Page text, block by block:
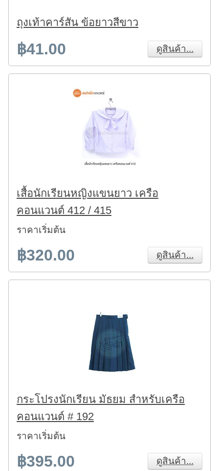
ถุงเท้าคาร์สัน ข้อยาวสีขาว
฿41.00 ดูสินค้า...
เสื้อนักเรียนหญิงแขนยาว เครือ
คอนแวนต์ 412 / 415
ราคาเริ่มต้น
฿320.00 ดูสินค้า...
กระโปรงนักเรียน มัธยม สำหรับเครือ
คอนแวนต์ # 192
ราคาเริ่มต้น
฿395.00 ดูสินค้า...